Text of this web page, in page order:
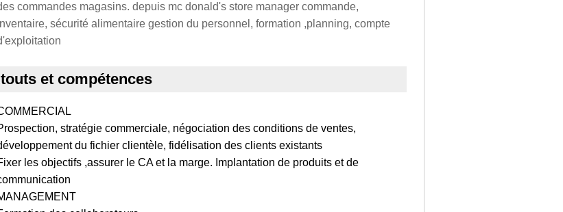
commandes magasins. depuis mc donald's store manager commande,
sécurité alimentaire gestion du personnel, formation ,planning, compte
et compétences
stratégie commerciale, négociation des conditions de ventes,
du fichier clientèle, fidélisation des clients existants
les objectifs ,assurer le CA et la marge. Implantation de produits et de